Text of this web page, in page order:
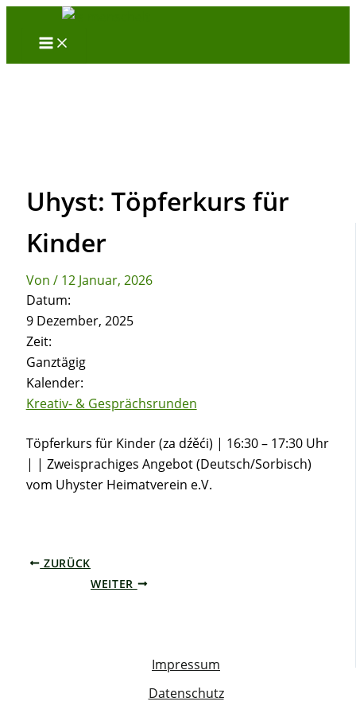
Inhalt
Uhyst: Töpferkurs für
Kinder
Von / 12 Januar, 2026
Datum:
9 Dezember, 2025
Zeit:
Ganztägig
Kalender:
Kreativ- & Gesprächsrunden
Töpferkurs für Kinder (za dźěći) | 16:30 – 17:30 Uhr
| | Zweisprachiges Angebot (Deutsch/Sorbisch)
vom Uhyster Heimatverein e.V.
ZURÜCK
WEITER
Impressum
Datenschutz